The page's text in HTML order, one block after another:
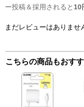
ー投稿＆採用されると 10
まだレビューはありませ
こちらの商品もおす